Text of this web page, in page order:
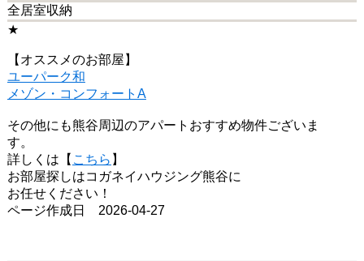
全居室収納
★
【オススメのお部屋】
ユーパーク和
メゾン・コンフォートA
その他にも熊谷周辺のアパートおすすめ物件ございま
す。
詳しくは【 こちら 】
お部屋探しはコガネイハウジング熊谷に
お任せください！
ページ作成日 2026-04-27